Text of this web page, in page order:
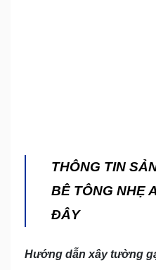
THÔNG TIN
BÊ TÔNG NHẸ
ĐÂY
Hướng dẫn xây tường